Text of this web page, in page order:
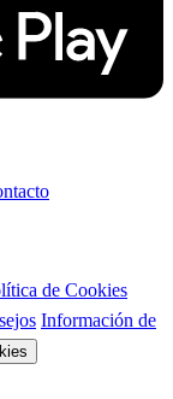
de Cookies
Información de